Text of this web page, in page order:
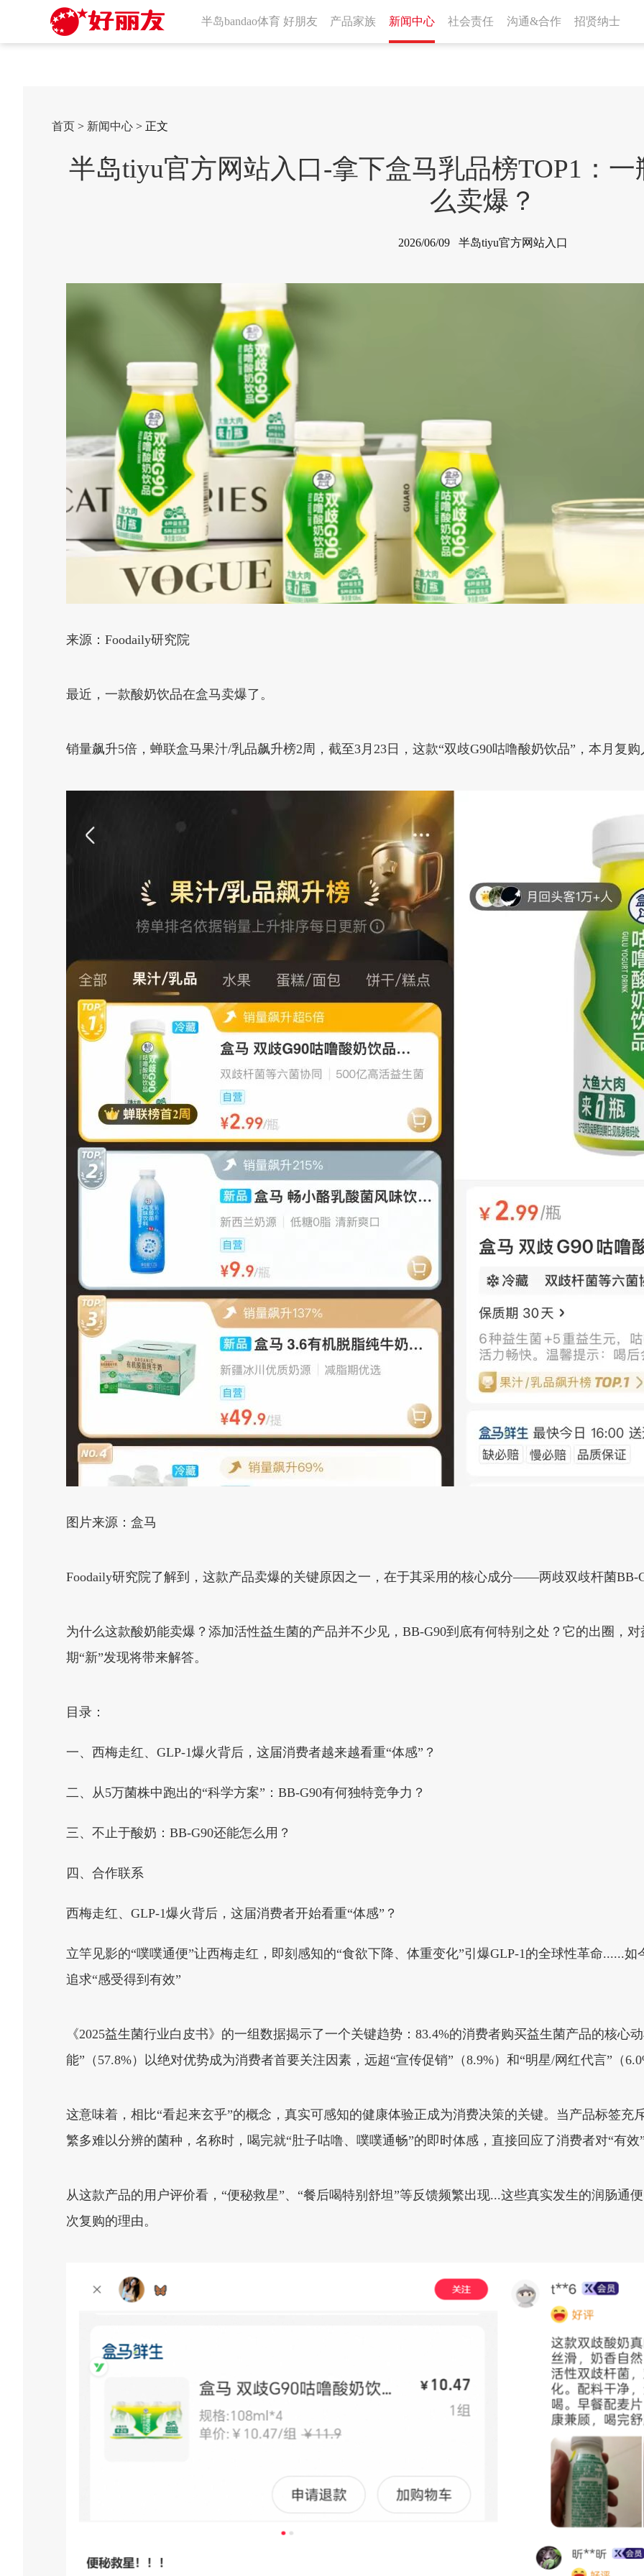
半岛bandao体育 好朋友 产品家族 新闻中心 社会责任 沟通&合作 招贤纳士
首页 > 新闻中心 > 正文
半岛tiyu官方网站入口-拿下盒马乳品榜TOP1：
么卖爆？
2026/06/09 半岛tiyu官方网站入口
来源：Foodaily研究院
最近，一款酸奶饮品在盒马卖爆了。
销量飙升5倍，蝉联盒马果汁/乳品飙升榜2周，截至3月23日，这款“双歧G90咕噜酸奶饮品”，本月复购
图片来源：盒马
Foodaily研究院了解到，这款产品卖爆的关键原因之一，在于其采用的核心成分——两歧双歧杆菌BB-
为什么这款酸奶能卖爆？添加活性益生菌的产品并不少见，BB-G90到底有何特别之处？它的出圈，
期“新”发现将带来解答。
目录：
一、西梅走红、GLP-1爆火背后，这届消费者越来越看重“体感”？
二、从5万菌株中跑出的“科学方案”：BB-G90有何独特竞争力？
三、不止于酸奶：BB-G90还能怎么用？
四、合作联系
西梅走红、GLP-1爆火背后，这届消费者开始看重“体感”？
立竿见影的“噗噗通便”让西梅走红，即刻感知的“食欲下降、体重变化”引爆GLP-1的全球性革命......
追求“感受得到有效”
《2025益生菌行业白皮书》的一组数据揭示了一个关键趋势：83.4%的消费者购买益生菌产品的核心
能”（57.8%）以绝对优势成为消费者首要关注因素，远超“宣传促销”（8.9%）和“明星/网红代言”（
这意味着，相比“看起来玄乎”的概念，真实可感知的健康体验正成为消费决策的关键。当产品标签充
繁多难以分辨的菌种，名称时，喝完就“肚子咕噜、噗噗通畅”的即时体感，直接回应了消费者对“有效
从这款产品的用户评价看，“便秘救星”、“餐后喝特别舒坦”等反馈频繁出现...这些真实发生的润肠通
次复购的理由。